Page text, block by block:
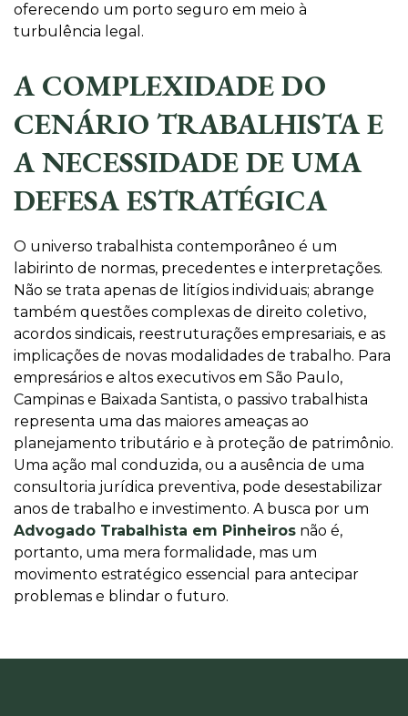
oferecendo um porto seguro em meio à
turbulência legal.
A COMPLEXIDADE DO
CENÁRIO TRABALHISTA E
A NECESSIDADE DE UMA
DEFESA ESTRATÉGICA
O universo trabalhista contemporâneo é um
labirinto de normas, precedentes e interpretações.
Não se trata apenas de litígios individuais; abrange
também questões complexas de direito coletivo,
acordos sindicais, reestruturações empresariais, e as
implicações de novas modalidades de trabalho. Para
empresários e altos executivos em São Paulo,
Campinas e Baixada Santista, o passivo trabalhista
representa uma das maiores ameaças ao
planejamento tributário e à proteção de patrimônio.
Uma ação mal conduzida, ou a ausência de uma
consultoria jurídica preventiva, pode desestabilizar
anos de trabalho e investimento. A busca por um
Advogado Trabalhista em Pinheiros não é,
portanto, uma mera formalidade, mas um
movimento estratégico essencial para antecipar
problemas e blindar o futuro.